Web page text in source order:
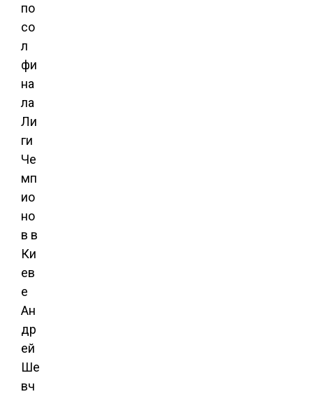
по
со
л
фи
на
ла
Ли
ги
Че
мп
ио
но
в в
Ки
ев
е
Ан
др
ей
Ше
вч